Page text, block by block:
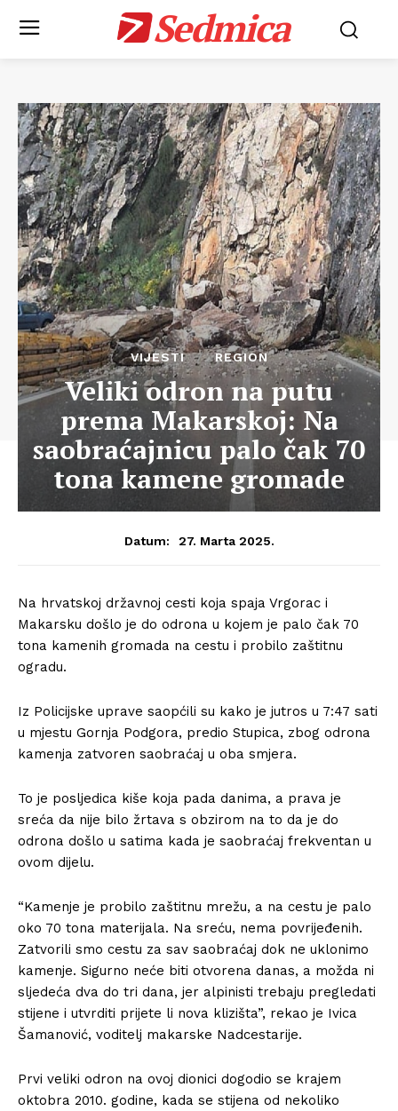
Sedmica
VIJESTI REGION
Veliki odron na putu
prema Makarskoj: Na
saobraćajnicu palo čak 70
tona kamene gromade
Datum: 27. Marta 2025.
Na hrvatskoj državnoj cesti koja spaja Vrgorac i
Makarsku došlo je do odrona u kojem je palo čak 70
tona kamenih gromada na cestu i probilo zaštitnu
ogradu.
Iz Policijske uprave saopćili su kako je jutros u 7:47 sati
u mjestu Gornja Podgora, predio Stupica, zbog odrona
kamenja zatvoren saobraćaj u oba smjera.
To je posljedica kiše koja pada danima, a prava je
sreća da nije bilo žrtava s obzirom na to da je do
odrona došlo u satima kada je saobraćaj frekventan u
ovom dijelu.
“Kamenje je probilo zaštitnu mrežu, a na cestu je palo
oko 70 tona materijala. Na sreću, nema povrijeđenih.
Zatvorili smo cestu za sav saobraćaj dok ne uklonimo
kamenje. Sigurno neće biti otvorena danas, a možda ni
sljedeća dva do tri dana, jer alpinisti trebaju pregledati
stijene i utvrditi prijete li nova klizišta”, rekao je Ivica
Šamanović, voditelj makarske Nadcestarije.
Prvi veliki odron na ovoj dionici dogodio se krajem
oktobra 2010. godine, kada se stijena od nekoliko